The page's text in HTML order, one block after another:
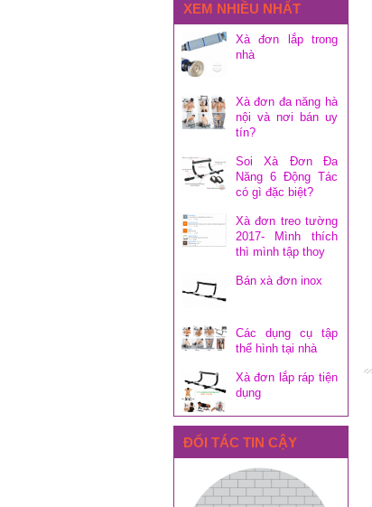
XEM NHIỀU NHẤT
Xà đơn lắp trong
nhà
Xà đơn đa năng hà
nội và nơi bán uy
tín?
Soi Xà Đơn Đa
Năng 6 Động Tác
có gì đặc biệt?
Xà đơn treo tường
2017- Mình thích
thì mình tập thoy
Bán xà đơn inox
Các dụng cụ tập
thể hình tại nhà
Xà đơn lắp ráp tiện
dụng
ĐỐI TÁC TIN CẬY